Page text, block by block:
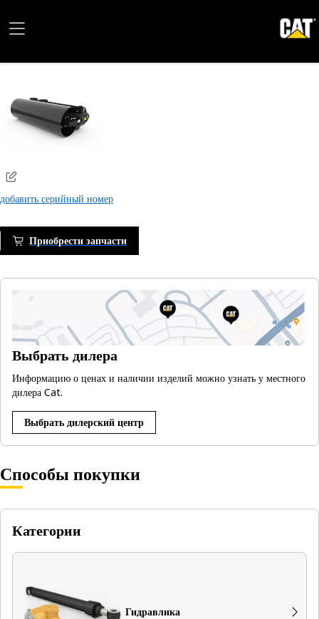
добавить серийный номер
Приобрести запчасти
Выбрать дилера
Информацию о ценах и наличии изделий можно узнать у местного
дилера Cat.
Выбрать дилерский центр
Способы покупки
Категории
Гидравлика